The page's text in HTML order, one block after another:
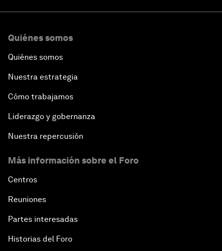
Quiénes somos
Quiénes somos
Nuestra estrategia
Cómo trabajamos
Liderazgo y gobernanza
Nuestra repercusión
Más información sobre el Foro
Centros
Reuniones
Partes interesadas
Historias del Foro